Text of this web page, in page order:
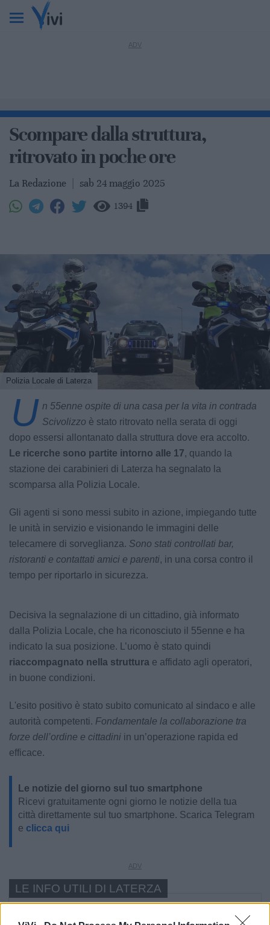
Scompare dalla struttura,
ritrovato in poche ore
La Redazione sab 24 maggio 2025
1394
Polizia Locale di Laterza
U n 55enne ospite di una casa per la vita in contrada
Scivolizzo è stato ritrovato nella serata di oggi
dopo essersi allontanato dalla struttura dove era accolto.
Le ricerche sono partite intorno alle 17, quando la
stazione dei carabinieri di Laterza ha segnalato la
scomparsa alla Polizia Locale.
Gli agenti si sono messi subito in azione, impiegando tutte
le unità in servizio e visionando le immagini delle
telecamere di sorveglianza. Sono stati controllati bar,
ristoranti e contattati amici e parenti, in una corsa contro il
tempo per riportarlo in sicurezza.
Decisiva la segnalazione di un cittadino, già informato
dalla Polizia Locale, che ha riconosciuto il 55enne e ha
indicato la sua posizione. L’uomo è stato quindi
riaccompagnato nella struttura e affidato agli operatori,
in buone condizioni.
L'esito positivo è stato subito comunicato al sindaco e alle
autorità competenti. Fondamentale la collaborazione tra
forze dell’ordine e cittadini in un’operazione rapida ed
efficace.
Le notizie del giorno sul tuo smartphone
Ricevi gratuitamente ogni giorno le notizie della tua
città direttamente sul tuo smartphone. Scarica Telegram
e clicca qui
LE INFO UTILI DI LATERZA